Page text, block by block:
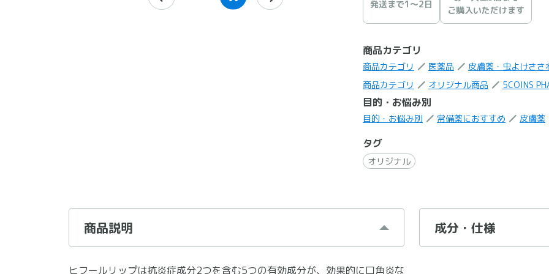
発送まで1〜2日
ご購入いただけます
商品カテゴリ
商品カテゴリ 医薬品
皮膚薬・虫よけささ
商品カテゴリ
オリジナル商品 5COINS
目的・お悩み別
目的・お悩み別 常備薬におすすめ 皮膚薬
タグ
オリジナル
商品説明
ヒフールリップは抗炎症成分2つを含む5つの有効成分が、効果的に口角炎な
成分・仕様